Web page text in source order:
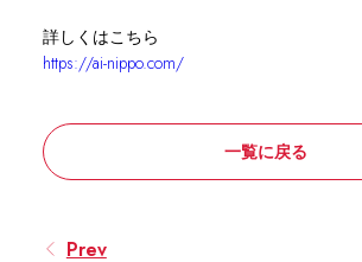
詳しくはこちら
https://ai-nippo.com/
一覧に戻る
Prev